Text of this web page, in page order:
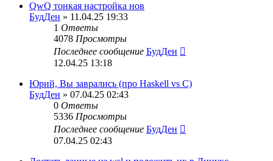
QwQ тонкая настройка нов
БудДен » 11.04.25 19:33
1 Ответы
4078 Просмотры
Последнее сообщение БудДен
12.04.25 13:18
Юрий, Вы заврались (про Haskell vs C)
БудДен » 07.04.25 02:43
0 Ответы
5336 Просмотры
Последнее сообщение БудДен
07.04.25 02:43